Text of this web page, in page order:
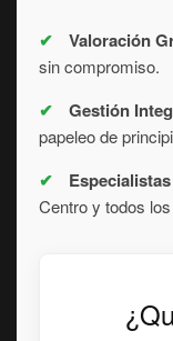
✔ Valoración
sin compromiso.
✔ Gestión
papeleo de
✔
Centro y todos